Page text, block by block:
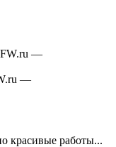
—
красивые работы...